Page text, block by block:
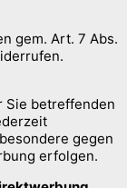
gem. Art. 7 Abs.
Sie betreffenden
gegen
erfolgen.